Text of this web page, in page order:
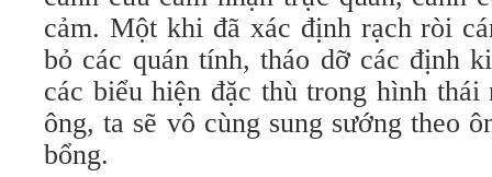
cảm. Một khi đã xác định rạch ròi
bỏ các quán tính, tháo dỡ các định
các biểu hiện đặc thù trong hình thái
ông, ta sẽ vô cùng sung sướng theo
bổng.